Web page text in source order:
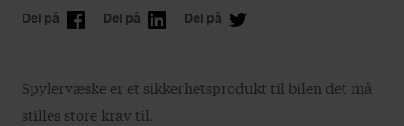
Del på Del på Del på
Spylervæske er et sikkerhetsprodukt til bilen det må
stilles store krav til.